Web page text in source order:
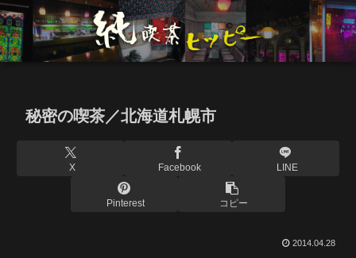
秘密の喫茶／北海道札幌市
X Facebook LINE
Pinterest コピー
2014.04.28